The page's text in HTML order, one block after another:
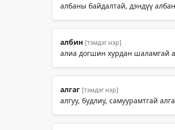
албаны байдалтай, дэндүү
албин [тэмдэг нэр]
алиа догшин хурдан шаламгай
алгаг [тэмдэг нэр]
алгуу, будлиу, самуурамтгай